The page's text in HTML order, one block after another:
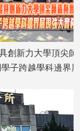
華南投顧：台
證投資展望 曝